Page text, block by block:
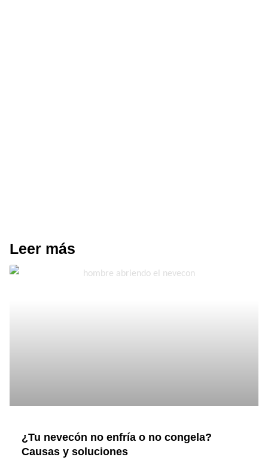
Leer más
¿Tu nevecón no enfría o no congela?
Causas y soluciones